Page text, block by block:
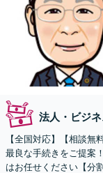
法人・ビジ
【全国対応】【相談無
最良な手続きをご提案
はお任せください【分